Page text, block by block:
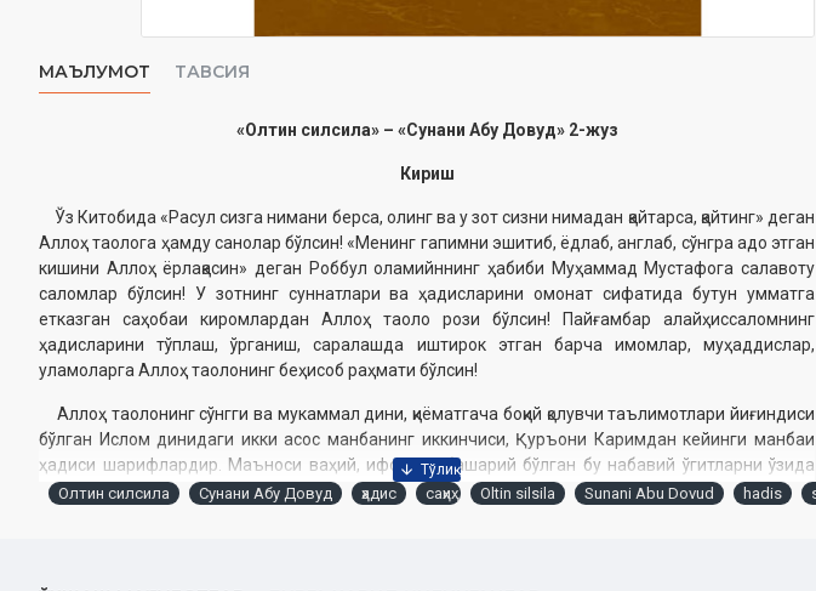
МАЪЛУМОТ ТАВСИЯ
«Олтин силсила» – «Сунани Абу Довуд» 2-жуз
Кириш
Ўз Китобида «Расул сизга нимани берса, олинг ва у зот сизни нимадан қайтарса, қайтинг» деган
Аллоҳ таолога ҳамду санолар бўлсин! «Менинг гапимни эшитиб, ёдлаб, англаб, сўнгра адо этган
кишини Аллоҳ ёрлақасин» деган Роббул оламийннинг ҳабиби Муҳаммад Мустафога салавоту
саломлар бўлсин! У зотнинг суннатлари ва ҳадисларини омонат сифатида бутун умматга
етказган саҳобаи киромлардан Аллоҳ таоло рози бўлсин! Пайғамбар алайҳиссаломнинг
ҳадисларини тўплаш, ўрганиш, саралашда иштирок этган барча имомлар, муҳаддислар,
уламоларга Аллоҳ таолонинг беҳисоб раҳмати бўлсин!
Аллоҳ таолонинг сўнгги ва мукаммал дини, қиёматгача боқий қолувчи таълимотлари йиғиндиси
бўлган Ислом динидаги икки асос манбанинг иккинчиси, Қуръони Каримдан кейинги манбаи
ҳадиси шарифлардир. Маъноси ваҳий, ифодаси башарий бўлган бу набавий ўгитларни ўзида
мужассам этган асарларнинг энг машҳур ва мўътабарлари қўлингиздаги «Олтин силсила»
Олтин силсила Сунани Абу Довуд ҳадис саҳиҳ Oltin silsila Sunani Abu Dovud hadis